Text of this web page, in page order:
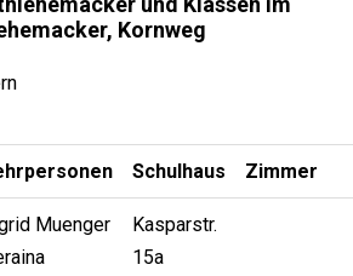
Kornweg
Schulhaus Zimmer
Muenger
Kasparstr.
15a